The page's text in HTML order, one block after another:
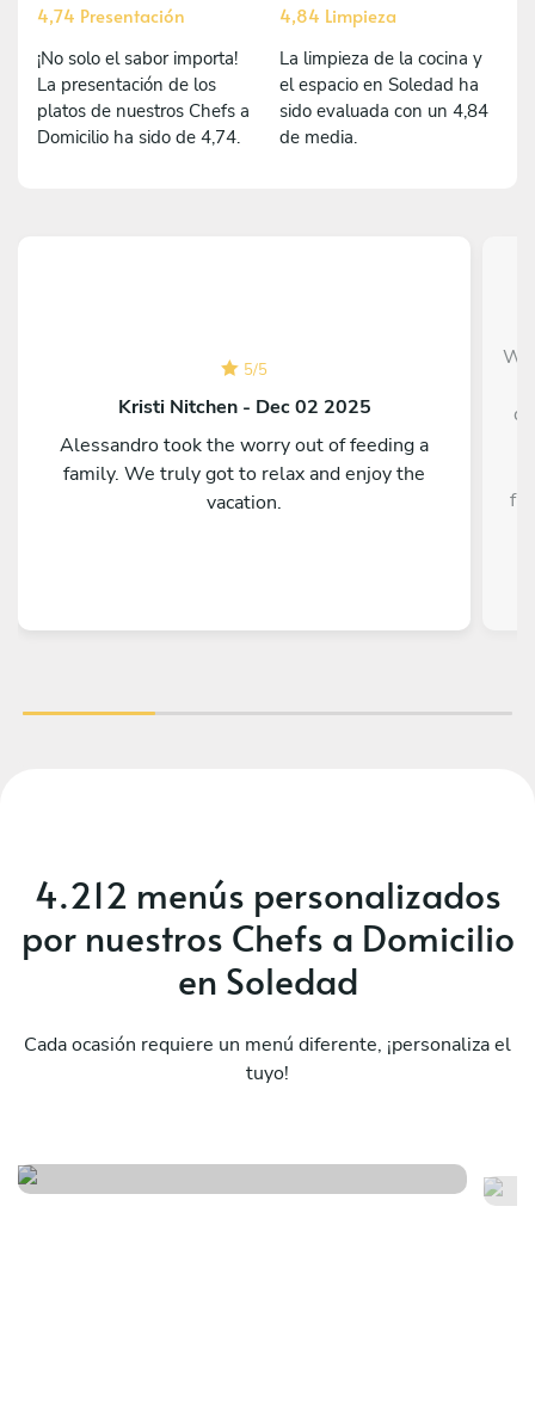
4,74 Presentación
¡No solo el sabor importa!
La presentación de los
platos de nuestros Chefs a
Domicilio ha sido de 4,74.
4,84 Limpieza
La limpieza de la cocina y
el espacio en Soledad ha
sido evaluada con un 4,84
de media.
5/5
Kristi Nitchen - Dec 02 2025
Alessandro took the worry out of feeding a
family. We truly got to relax and enjoy the
vacation.
4.212 menús personalizados
por nuestros Chefs a Domicilio
en Soledad
Cada ocasión requiere un menú diferente, ¡personaliza el
tuyo!